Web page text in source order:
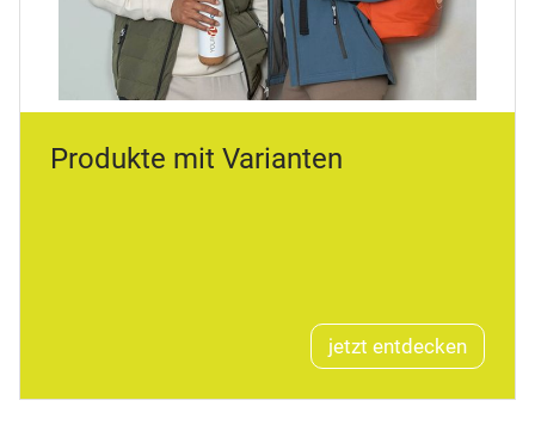
Produkte mit Varianten
jetzt entdecken